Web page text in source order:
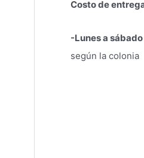
Costo de
-Lunes a sábado
según la colonia